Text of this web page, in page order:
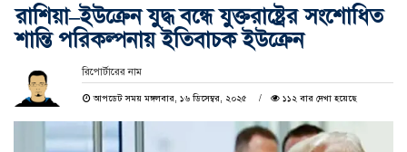
রাশিয়া–ইউক্রেন যুদ্ধ বন্ধে যুক্তরাষ্ট্রের সংশোধিত
শান্তি পরিকল্পনায় ইতিবাচক ইউক্রেন
রিপোর্টারের নাম
আপডেট সময় মঙ্গলবার, ১৬ ডিসেম্বর, ২০২৫ ১১২ বার দেখা হয়েছে